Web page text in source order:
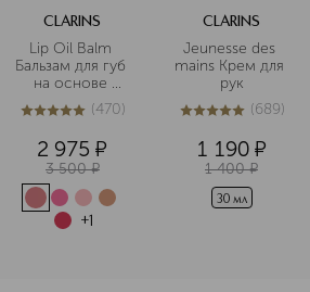
CLARINS
Lip Oil Balm
Бальзам для губ
на основе
масел
4.9из5470 (470)
2 975 ¤
3 500 ¤
+1
CLARINS
Jeunesse des
mains Крем для
рук
5из 5689 (689)
1 190 ¤
1 400 ¤
30 мл